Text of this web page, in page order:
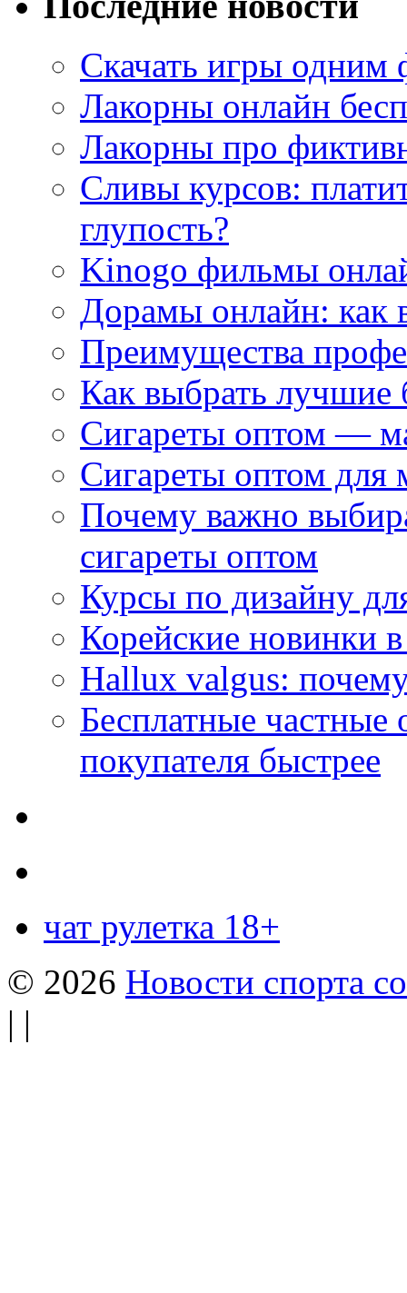
Скачать игры одним
Лакорны онлайн
Лакорны про
Сливы курсов:
глупость?
Kinogo фильмы
Дорамы онлайн: как
Преимущества
Как выбрать
Сигареты оптом —
Сигареты оптом для
Почему важно
сигареты оптом
Курсы по дизайну
Корейские новинки
Hallux valgus: почему
Бесплатные частные
покупателя быстрее
чат рулетка 18+
© 2026 Новости спорта
| |